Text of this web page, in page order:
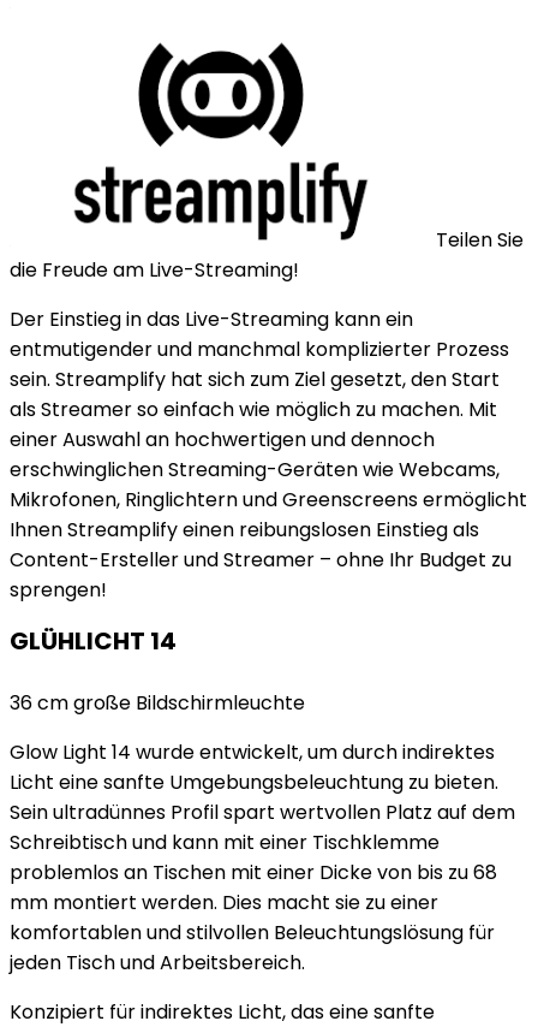
Teilen Sie
die Freude am Live-Streaming!
Der Einstieg in das Live-Streaming kann ein
entmutigender und manchmal komplizierter Prozess
sein. Streamplify hat sich zum Ziel gesetzt, den Start
als Streamer so einfach wie möglich zu machen. Mit
einer Auswahl an hochwertigen und dennoch
erschwinglichen Streaming-Geräten wie Webcams,
Mikrofonen, Ringlichtern und Greenscreens ermöglicht
Ihnen Streamplify einen reibungslosen Einstieg als
Content-Ersteller und Streamer – ohne Ihr Budget zu
sprengen!
GLÜHLICHT 14
36 cm große Bildschirmleuchte
Glow Light 14 wurde entwickelt, um durch indirektes
Licht eine sanfte Umgebungsbeleuchtung zu bieten.
Sein ultradünnes Profil spart wertvollen Platz auf dem
Schreibtisch und kann mit einer Tischklemme
problemlos an Tischen mit einer Dicke von bis zu 68
mm montiert werden. Dies macht sie zu einer
komfortablen und stilvollen Beleuchtungslösung für
jeden Tisch und Arbeitsbereich.
Konzipiert für indirektes Licht, das eine sanfte